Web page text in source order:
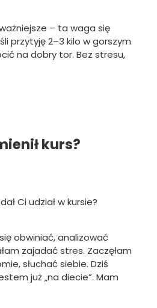
– ta waga się
przytyję 2–3 kilo w gorszym
na dobry tor. Bez stresu,
kurs?
Ci udział w kursie?
obwiniać, analizować
zajadać stres. Zaczęłam
słuchać siebie. Dziś
już „na diecie”. Mam